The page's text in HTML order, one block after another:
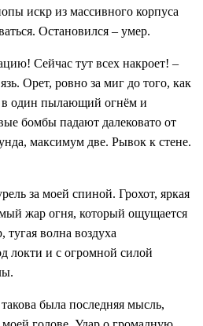
искр из массивного корпуса
Остановился – умер.
Сейчас тут всех накроет! –
Орет, ровно за миг до того, как
в один пылающий огнём и
бомбы падают далековато от
максимум две. Рывок к стене.
за моей спиной. Грохот, яркая
жар огня, который ощущается
тугая волна воздуха
локти и с огромной силой
была последняя мысль,